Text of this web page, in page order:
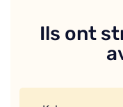
Ils ont